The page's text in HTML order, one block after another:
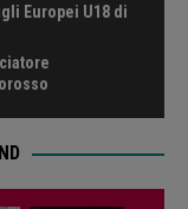
Europei U18 di